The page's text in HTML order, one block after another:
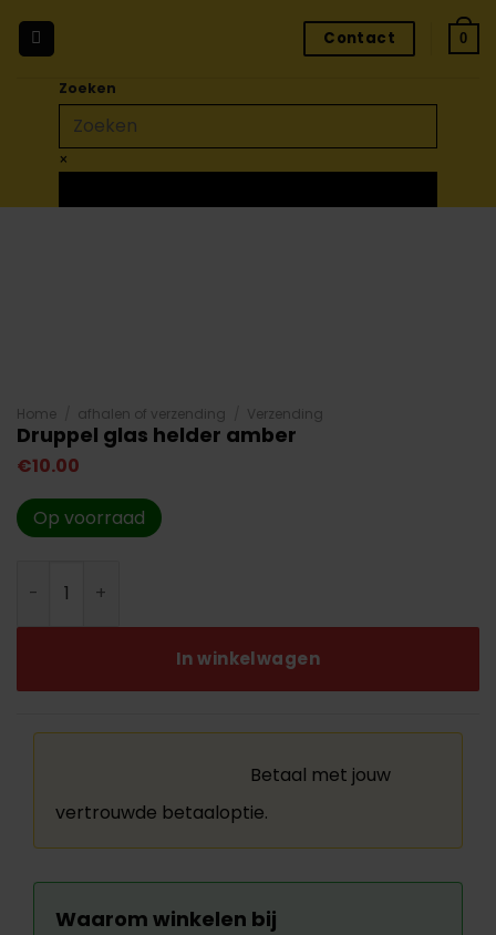
naar
Contact 0
Zoeken
×
Home afhalen of verzending Verzending
Druppel glas helder amber
€10.00
Op voorraad
In winkelwagen
Betaal met jouw
vertrouwde betaaloptie.
Waarom winkelen bij